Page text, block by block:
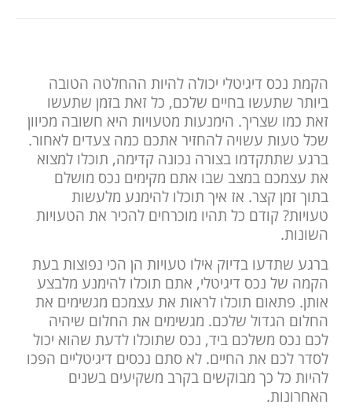
הקמת נכס דיגיטלי יכולה להיות ההחלטה הטובה
ביותר שתעשו בחיים שלכם, כל זאת בזמן שתעשו
זאת כמו שצריך. הימנעות מטעויות היא חשובה מכיוון
שכל טעות עשויה להחזיר אתכם כמה צעדים לאחור.
ברגע שתתקדמו בצורה נכונה קדימה, תוכלו למצוא
את עצמכם במצב שבו אתם מקימים נכס מושלם
בתוך זמן קצר. אז איך תוכלו להימנע מלעשות
טעויות? קודם כל תהיו מוכרחים להכיר את הטעויות
השונות.
ברגע שתדעו בדיוק אילו טעויות הן הכי נפוצות בעת
הקמה של נכס דיגיטלי, אתם תוכלו להימנע מלבצע
אותן. פתאום תוכלו לראות את עצמכם מגשימים את
החלום הגדול שלכם. מגשימים את החלום שיהיה
לכם נכס משלכם ביד, נכס שתוכלו לדעת שהוא יכול
לסדר לכם את החיים. לא סתם נכסים דיגיטליים הפכו
להיות כל כך מבוקשים בקרב משקיעים בשנים
האחרונות.